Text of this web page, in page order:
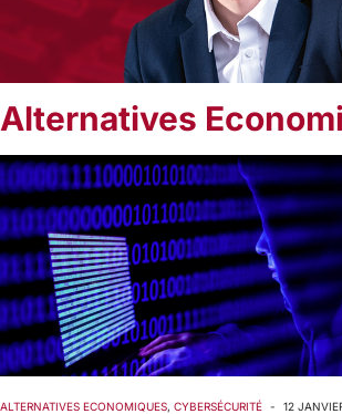
Alternatives
ALTERNATIVES ECONOMIQUES, CYBERSÉCURITÉ - 12